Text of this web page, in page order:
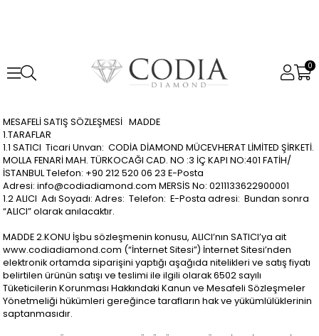
0
MESAFELİ SATIŞ SÖZLEŞMESİ MADDE
1.TARAFLAR
1.1 SATICI Ticari Unvan: CODİA DİAMOND MÜCEVHERAT LİMİTED ŞİRKETİ.
MOLLA FENARİ MAH. TÜRKOCAĞI CAD. NO :3 İÇ KAPI NO:401 FATİH/
İSTANBUL Telefon: +90 212 520 06 23 E-Posta
Adresi:info@codiadiamond.com MERSİS No: 0211133622900001
1.2 ALICI Adı Soyadı: Adres: Telefon: E-Posta adresi: Bundan sonra
“ALICI” olarak anılacaktır.
MADDE 2.KONU İşbu sözleşmenin konusu, ALICI’nın SATICI’ya ait
www.codiadiamond.com (“İnternet Sitesi”) İnternet Sitesi’nden
elektronik ortamda siparişini yaptığı aşağıda nitelikleri ve satış fiyatı
belirtilen ürünün satışı ve teslimi ile ilgili olarak 6502 sayılı
Tüketicilerin Korunması Hakkındaki Kanun ve Mesafeli Sözleşmeler
Yönetmeliği hükümleri gereğince tarafların hak ve yükümlülüklerinin
saptanmasıdır.